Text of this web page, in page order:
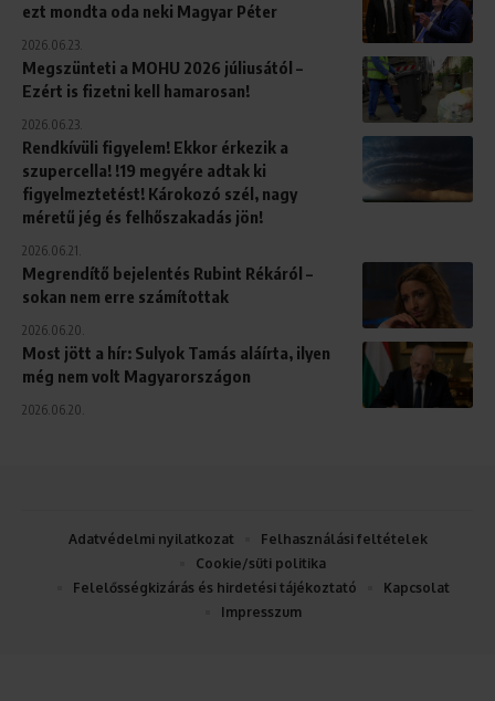
ezt mondta oda neki Magyar Péter
2026.06.23.
Megszünteti a MOHU 2026 júliusától –
Ezért is fizetni kell hamarosan!
2026.06.23.
Rendkívüli figyelem! Ekkor érkezik a
szupercella! !19 megyére adtak ki
figyelmeztetést! Károkozó szél, nagy
méretű jég és felhőszakadás jön!
2026.06.21.
Megrendítő bejelentés Rubint Rékáról –
sokan nem erre számítottak
2026.06.20.
Most jött a hír: Sulyok Tamás aláírta, ilyen
még nem volt Magyarországon
2026.06.20.
Adatvédelmi nyilatkozat
Felhasználási feltételek
Cookie/süti politika
Felelősségkizárás és hirdetési tájékoztató
Kapcsolat
Impresszum